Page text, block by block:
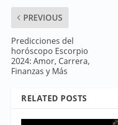
PREVIOUS
Predicciones del
horóscopo Escorpio
2024: Amor, Carrera,
Finanzas y Más
RELATED POSTS